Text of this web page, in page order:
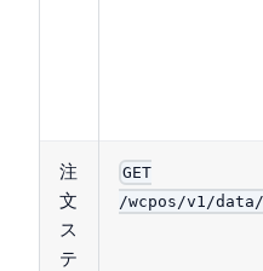
注
文
ス
テ
GET
/wcpos/v1/